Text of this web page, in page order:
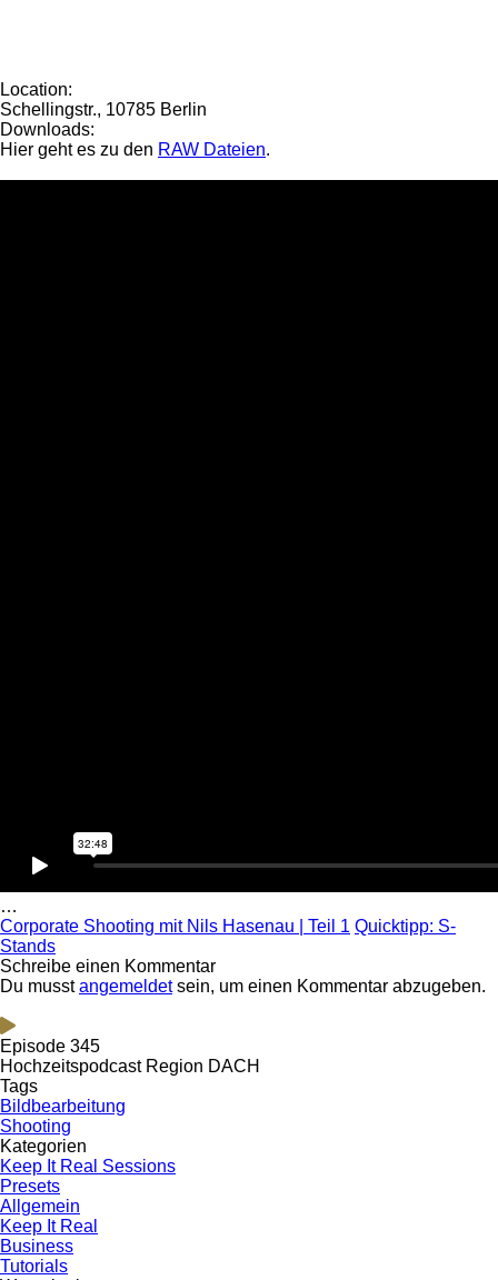
Location:
Schellingstr., 10785 Berlin
Downloads:
Hier geht es zu den RAW Dateien.
…
Corporate Shooting mit Nils Hasenau | Teil 1 Quicktipp: S-
Stands
Schreibe einen Kommentar
Du musstangemeldetsein, um einen Kommentar abzugeben.
Episode 345
Hochzeitspodcast Region DACH
Tags
Bildbearbeitung
Shooting
Kategorien
Keep It Real Sessions
Presets
Allgemein
Keep It Real
Business
Tutorials